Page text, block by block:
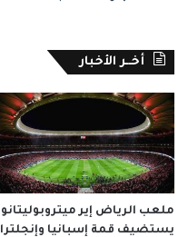
أخــر الأخبار
ملعب الرياض إير ميتروبوليتانو
يستضيف قمة إسبانيا وإنجلترا